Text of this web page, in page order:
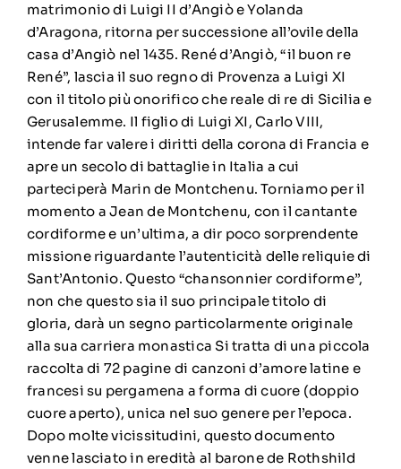
matrimonio di Luigi II d’Angiò e Yolanda
d’Aragona, ritorna per successione all’ovile della
casa d’Angiò nel 1435. René d’Angiò, “il buon re
René”, lascia il suo regno di Provenza a Luigi XI
con il titolo più onorifico che reale di re di Sicilia e
Gerusalemme. Il figlio di Luigi XI, Carlo VIII,
intende far valere i diritti della corona di Francia e
apre un secolo di battaglie in Italia a cui
parteciperà Marin de Montchenu. Torniamo per il
momento a Jean de Montchenu, con il cantante
cordiforme e un’ultima, a dir poco sorprendente
missione riguardante l’autenticità delle reliquie di
Sant’Antonio. Questo “chansonnier cordiforme”,
non che questo sia il suo principale titolo di
gloria, darà un segno particolarmente originale
alla sua carriera monastica Si tratta di una piccola
raccolta di 72 pagine di canzoni d’amore latine e
francesi su pergamena a forma di cuore (doppio
cuore aperto), unica nel suo genere per l’epoca.
Dopo molte vicissitudini, questo documento
venne lasciato in eredità al barone de Rothshild